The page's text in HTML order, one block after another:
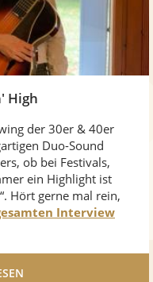
High
der 30er & 40er
Duo-Sound
ob bei Festivals,
ein Highlight ist
Hört gerne mal rein,
Interview